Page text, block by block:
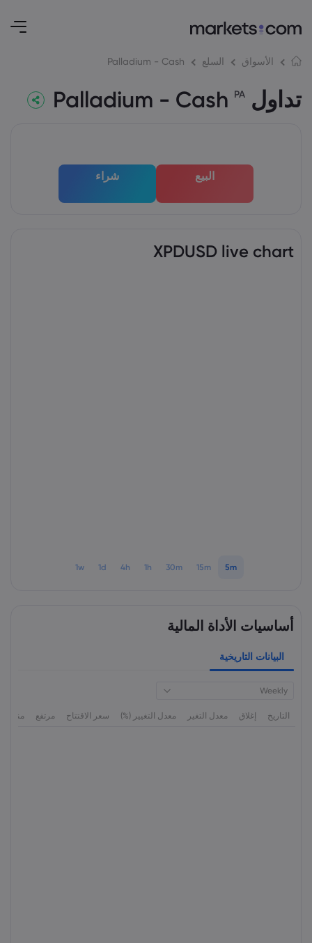
الأسواق السلع Palladium - Cash
تداول Palladium - Cash PA
البيع شراء
XPDUSD live chart
5m
15m
30m
1h
4h
1d
1w
أساسيات الأداة المالية
البيانات التاريخية
Weekly
التاريخ إغلاق معدل التغير معدل التغيير (%) سعر الاقتتاح مرتفع